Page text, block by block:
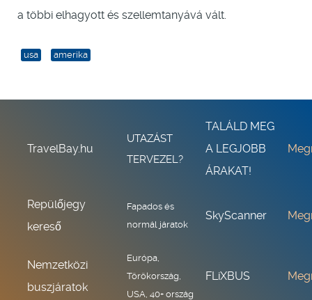
a többi elhagyott és szellemtanyává vált.
usa amerika
TravelBay.hu
UTAZÁST
TERVEZEL?
TALÁLD MEG
A LEGJOBB
ÁRAKAT!
Repülőjegy
kereső
Fapados és
normál járatok
SkyScanner
Nemzetközi
buszjáratok
Európa,
Törökország,
USA, 40+ ország
FLiXBUS